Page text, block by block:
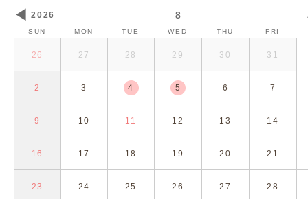
◀ 2026 8
SUN MON TUE WED THU FRI
26 27 28 29 30 31
2 3 4 5 6 7
9 10 11 12 13 14
16 17 18 19 20 21
23 24 25 26 27 28